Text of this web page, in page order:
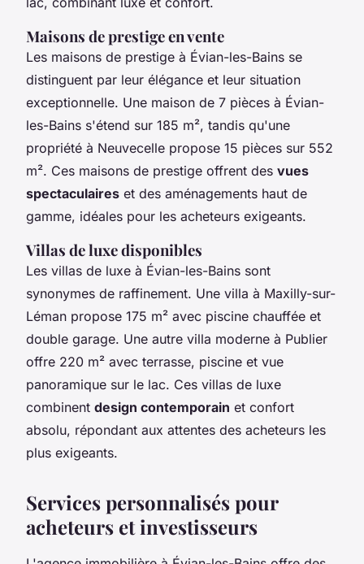
Maisons de prestige en vente
Les maisons de prestige à Évian-les-Bains se
distinguent par leur élégance et leur situation
exceptionnelle. Une maison de 7 pièces à Évian-
les-Bains s'étend sur 185 m², tandis qu'une
propriété à Neuvecelle propose 15 pièces sur 552
m². Ces maisons de prestige offrent des vues
spectaculaires et des aménagements haut de
gamme, idéales pour les acheteurs exigeants.
Villas de luxe disponibles
Les villas de luxe à Évian-les-Bains sont
synonymes de raffinement. Une villa à Maxilly-sur-
Léman propose 175 m² avec piscine chauffée et
double garage. Une autre villa moderne à Publier
offre 220 m² avec terrasse, piscine et vue
panoramique sur le lac. Ces villas de luxe
combinent design contemporain et confort
absolu, répondant aux attentes des acheteurs les
plus exigeants.
Services personnalisés pour
acheteurs et investisseurs